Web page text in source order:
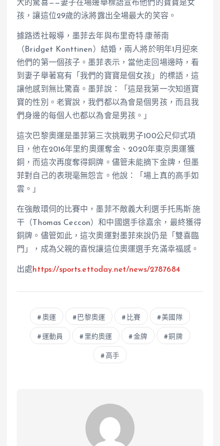
大的驚喜——妻子在場邊舉標語宣布他們的寶寶是女
孩，讓這位29歲的泳將露出全場最大的笑容。
據路透社報導，墨菲去年與布里奇特·康蒂南
（Bridget Konttinen）結婚，兩人將於明年1月迎來
他們的第一個孩子。墨菲表示，當他走回場邊時，看
到妻子舉著寫有「我們的寶寶是個女孩」的標語，這
讓他感到無比驚喜。墨菲說：「這是我第一次知道寶
寶的性別。老實說，我們都以為會是個男孩，而且我
們身邊的每個人也都以為會是男孩。」
這次巴黎奧運是墨菲第三次挑戰男子100公尺仰式項
目，他在2016年里約奧運奪金、2020年東京奧運獲
銅，而這次再度奪得銅牌。儘管未能摘下金牌，但墨
菲對自己的表現毫無怨言。他說：「場上真的高手如
雲。」
在強敵環伺的比賽中，墨菲不敵義大利選手托馬斯·施
干（Thomas Ceccon）和中國選手徐嘉余，最終獲得
銅牌。儘管如此，這次奧運對墨菲來說仍是「雙喜臨
門」，成為父親的喜悅讓這位奧運選手充滿幸福感。
出處https://sports.ettoday.net/news/2787684
奧運 巴黎奧運 比賽 美國隊
運動員 里約奧運 金牌 銅牌
高手